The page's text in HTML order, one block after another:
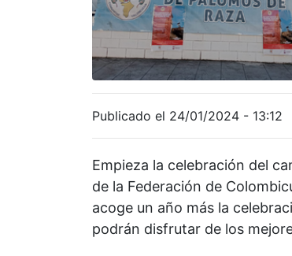
Publicado el 24/01/2024 - 13:12
Empieza la celebración del
de la Federación de
acoge un año más la
podrán disfrutar de los